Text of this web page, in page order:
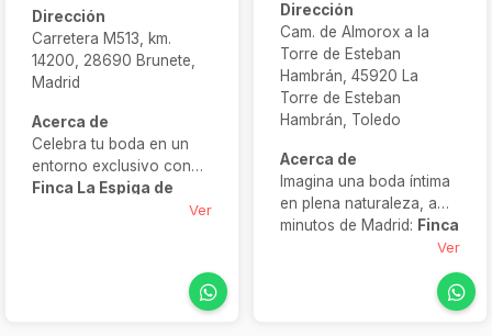
Dirección
Carretera M513, km.
14200, 28690 Brunete,
Madrid
Acerca de
Celebra tu boda en un
entorno exclusivo con
Finca La Espiga de
tranquilidad. Dispone de
Ver
Dirección
Cam. de Almorox a la
Torre de Esteban
Hambrán, 45920 La
Torre de Esteban
Hambrán, Toledo
Acerca de
Imagina una boda íntima
en plena naturaleza, a
minutos de Madrid: Finca
boutique ofrece varios
Ver